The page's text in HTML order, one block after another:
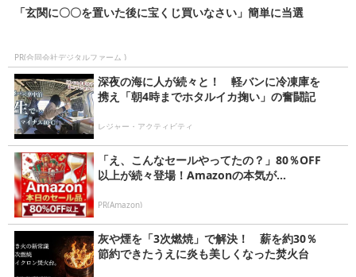
「玄関に〇〇を置いた後に宝くじ買いなさい」簡単に当選
PR(合同会社デジタルファーム )
深夜の海に人が続々と！ 軽バンに冷凍庫を
携え「朝4時までホタルイカ掬い」の奮闘記
レジャー・アクティビティ
「え、こんなセールやってたの？」80％OFF
以上が続々登場！Amazonの本気が...
PR(Amazon)
灰や煙を「3次燃焼」で解決！ 薪を約30％
節約できたうえに炎も美しくなった焚火台